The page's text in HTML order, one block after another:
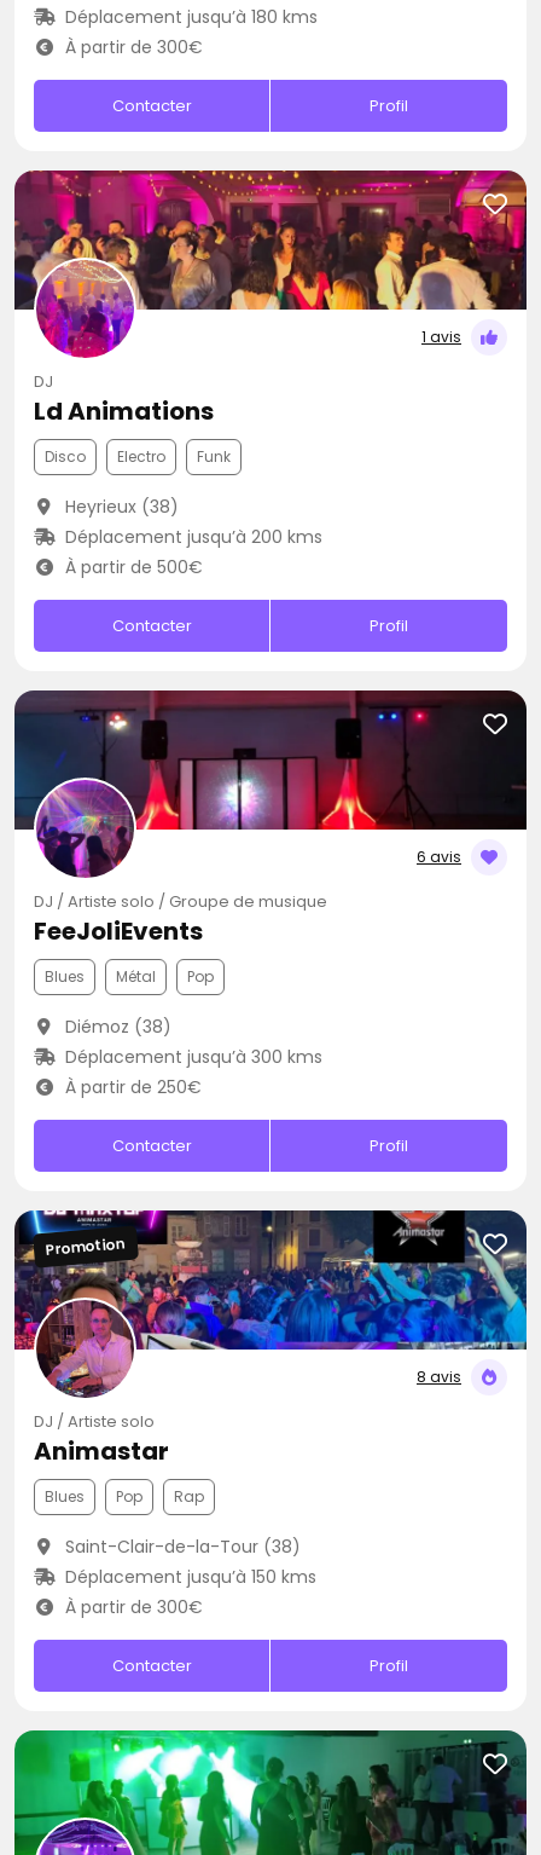
Déplacement jusqu’à 180 kms
À partir de 300€
Contacter Profil
1 avis
DJ
Ld Animations
Disco Electro Funk
Heyrieux (38)
Déplacement jusqu’à 200 kms
À partir de 500€
Contacter Profil
6 avis
DJ / Artiste solo / Groupe de musique
FeeJoliEvents
Blues Métal Pop
Diémoz (38)
Déplacement jusqu’à 300 kms
À partir de 250€
Contacter Profil
8 avis
Promotion
DJ / Artiste solo
Animastar
Blues Pop Rap
Saint-Clair-de-la-Tour (38)
Déplacement jusqu’à 150 kms
À partir de 300€
Contacter Profil